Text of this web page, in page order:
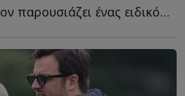
Ιδιαίτερο ενδιαφέρον παρουσιάζει ένας ειδικός όρος π...